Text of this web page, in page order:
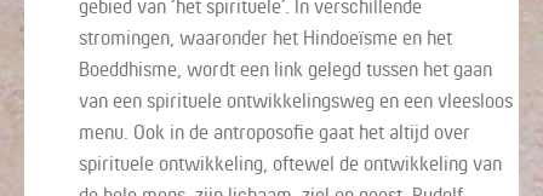
gebied van ‘het spirituele’. In verschillende
stromingen, waaronder het Hindoeïsme en het
Boeddhisme, wordt een link gelegd tussen het gaan
van een spirituele ontwikkelingsweg en een vleesloos
menu. Ook in de antroposofie gaat het altijd over
spirituele ontwikkeling, oftewel de ontwikkeling van